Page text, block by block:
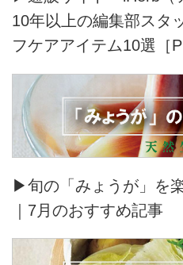
10年以上の編集部スタ
フケアアイテム10選［
▶旬の「みょうが」を
｜7月のおすすめ記事